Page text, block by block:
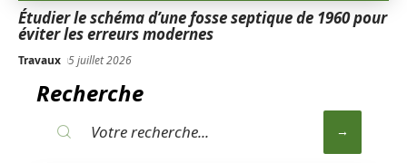
Étudier le schéma d’une fosse septique de 1960 pour
éviter les erreurs modernes
Travaux 5 juillet 2026
Recherche